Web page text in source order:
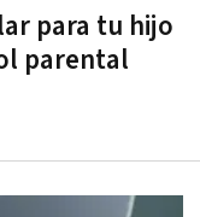
para tu hijo
parental